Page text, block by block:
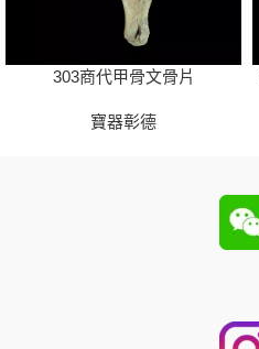
303商代甲骨文骨片
寶器彰德